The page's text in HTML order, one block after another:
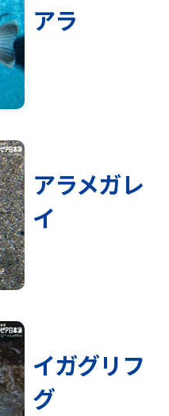
アラ
アラメガレ
イ
イガグリフ
グ